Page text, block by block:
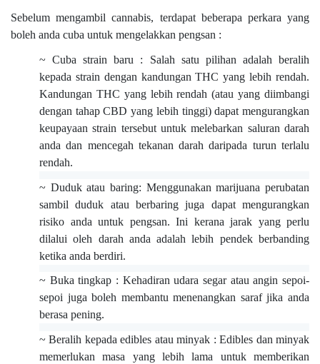
Sebelum mengambil cannabis, terdapat beberapa perkara yang
boleh anda cuba untuk mengelakkan pengsan :
~ Cuba strain baru : Salah satu pilihan adalah beralih
kepada strain dengan kandungan THC yang lebih rendah.
Kandungan THC yang lebih rendah (atau yang diimbangi
dengan tahap CBD yang lebih tinggi) dapat mengurangkan
keupayaan strain tersebut untuk melebarkan saluran darah
anda dan mencegah tekanan darah daripada turun terlalu
rendah.
~ Duduk atau baring: Menggunakan marijuana perubatan
sambil duduk atau berbaring juga dapat mengurangkan
risiko anda untuk pengsan. Ini kerana jarak yang perlu
dilalui oleh darah anda adalah lebih pendek berbanding
ketika anda berdiri.
~ Buka tingkap : Kehadiran udara segar atau angin sepoi-
sepoi juga boleh membantu menenangkan saraf jika anda
berasa pening.
~ Beralih kepada edibles atau minyak : Edibles dan minyak
memerlukan masa yang lebih lama untuk memberikan